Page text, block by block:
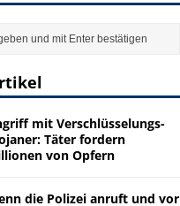
mit Verschlüsselungs-
Täter fordern
von Opfern
die Polizei anruft und vor